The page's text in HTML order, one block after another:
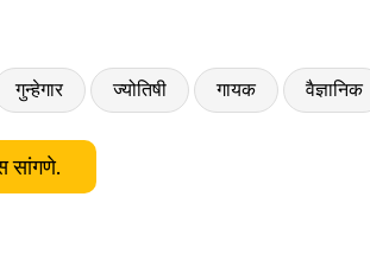
गुन्हेगार ज्योतिषी गायक वैज्ञानिक
सांगणे.